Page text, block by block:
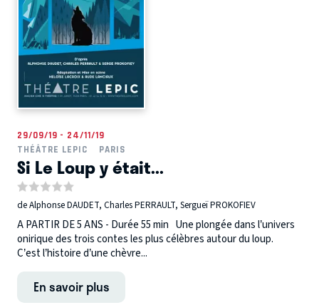
29/09/19 - 24/11/19
THÉÂTRE LEPIC
PARIS
Si Le Loup y était...
de Alphonse DAUDET, Charles PERRAULT, Sergueï PROKOFIEV
A PARTIR DE 5 ANS - Durée 55 min Une plongée dans l’univers
onirique des trois contes les plus célèbres autour du loup.
C’est l’histoire d’une chèvre...
En savoir plus